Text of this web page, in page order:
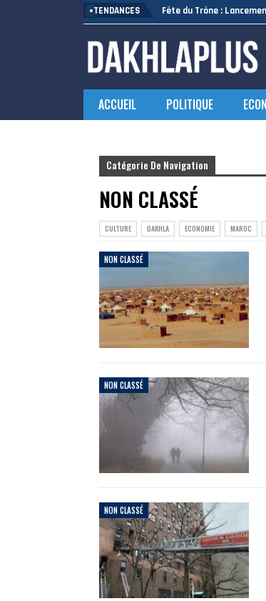
TENDANCES Fête du Trône :
ACCUEIL POLITIQUE
Catégorie De Navigation
NON CLASSÉ
CULTURE DAKHLA ECONOMIE MAROC
NON CLASSÉ
NON CLASSÉ
NON CLASSÉ